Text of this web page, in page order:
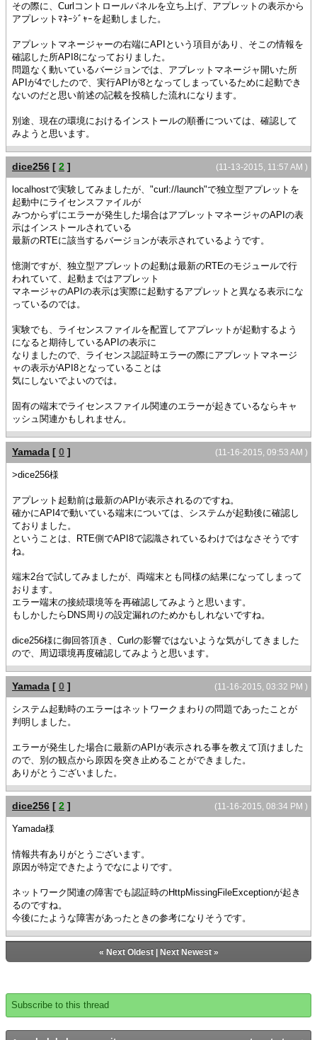
その際に、Curlコントロールパネルを立ち上げ、アプレットの表示から
アプレットﾏﾈｰｼﾞｬｰを起動しました。
アプレットマネージャーの右端にAPIという項目があり、そこの情報を
確認した所API8になっておりました。
問題なく動いているバージョンでは、アプレットマネージャ開いた所
APIが4でしたので、実行APIが8となってしまっているために起動でき
ないのだと思い前述の記載を投稿した流れになります。
別途、現在の環境におけるインストールの順番については、確認して
みようと思います。
(11-13-2015, 11:57 AM )
dice256 [ 2 ]
localhostで実験してみましたが、"curl://launch"で独立型アプレットを
起動中にライセンスファイルが
みつからずにエラーが発生した場合はアプレットマネージャのAPIの表
示はインストールされている
最新のRTEに該当するバージョンが表示されているようです。
憶測ですが、独立型アプレットの起動は最新のRTEのモジュールで行
われていて、起動まではアプレット
マネージャのAPIの表示は実際に起動するアプレットと異なる表示にな
っているのでは。
実験でも、ライセンスファイルを配置してアプレットが起動するよう
になると期待しているAPIの表示に
なりましたので、ライセンス認証時エラーの際にアプレットマネージ
ャの表示がAPI8となっていることは
気にしないでよいのでは。
固有の端末でライセンスファイル関連のエラーが起きているならキャ
ッシュ関連かもしれません。
(11-16-2015, 09:53 AM )
Yamada [ 0 ]
>dice256様
アプレット起動前は最新のAPIが表示されるのですね。
確かにAPI4で動いている端末については、システムが起動後に確認し
ておりました。
ということは、RTE側でAPI8で認識されているわけではなさそうです
ね。
端末2台で試してみましたが、両端末とも同様の結果になってしまって
おります。
エラー端末の接続環境等を再確認してみようと思います。
もしかしたらDNS周りの設定漏れのためかもしれないですね。
dice256様に御回答頂き、Curlの影響ではないような気がしてきました
ので、周辺環境再度確認してみようと思います。
(11-16-2015, 03:32 PM )
Yamada [ 0 ]
システム起動時のエラーはネットワークまわりの問題であったことが
判明しました。
エラーが発生した場合に最新のAPIが表示される事を教えて頂けました
ので、別の観点から原因を突き止めることができました。
ありがとうございました。
(11-16-2015, 08:34 PM )
dice256 [ 2 ]
Yamada様
情報共有ありがとうございます。
原因が特定できたようでなによりです。
ネットワーク関連の障害でも認証時のHttpMissingFileExceptionが起き
るのですね。
今後にたような障害があったときの参考になりそうです。
« Next Oldest| Next Newest»
Subscribe to this thread